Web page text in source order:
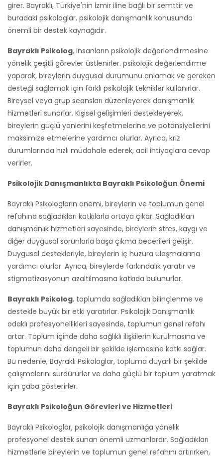
girer. Bayraklı, Türkiye'nin İzmir iline bağlı bir semttir ve
buradaki psikologlar, psikolojik danışmanlık konusunda
önemli bir destek kaynağıdır.
Bayraklı Psikolog, insanların psikolojik değerlendirmesine
yönelik çeşitli görevler üstlenirler. psikolojik değerlendirme
yaparak, bireylerin duygusal durumunu anlamak ve gereken
desteği sağlamak için farklı psikolojik teknikler kullanırlar.
Bireysel veya grup seansları düzenleyerek danışmanlık
hizmetleri sunarlar. Kişisel gelişimleri destekleyerek,
bireylerin güçlü yönlerini keşfetmelerine ve potansiyellerini
maksimize etmelerine yardımcı olurlar. Ayrıca, kriz
durumlarında hızlı müdahale ederek, acil ihtiyaçlara cevap
verirler.
Psikolojik Danışmanlıkta Bayraklı Psikoloğun Önemi
Bayraklı Psikologların önemi, bireylerin ve toplumun genel
refahına sağladıkları katkılarla ortaya çıkar. Sağladıkları
danışmanlık hizmetleri sayesinde, bireylerin stres, kaygı ve
diğer duygusal sorunlarla başa çıkma becerileri gelişir.
Duygusal destekleriyle, bireylerin iç huzura ulaşmalarına
yardımcı olurlar. Ayrıca, bireylerde farkındalık yaratır ve
stigmatizasyonun azaltılmasına katkıda bulunurlar.
Bayraklı Psikolog, toplumda sağladıkları bilinçlenme ve
destekle büyük bir etki yaratırlar. Psikolojik Danışmanlık
odaklı profesyonellikleri sayesinde, toplumun genel refahı
artar. Toplum içinde daha sağlıklı ilişkilerin kurulmasına ve
toplumun daha dengeli bir şekilde işlemesine katkı sağlar.
Bu nedenle, Bayraklı Psikologlar, topluma duyarlı bir şekilde
çalışmalarını sürdürürler ve daha güçlü bir toplum yaratmak
için çaba gösterirler.
Bayraklı Psikoloğun Görevleri ve Hizmetleri
Bayraklı Psikologlar, psikolojik danışmanlığa yönelik
profesyonel destek sunan önemli uzmanlardır. Sağladıkları
hizmetlerle bireylerin ve toplumun genel refahını artırırken,